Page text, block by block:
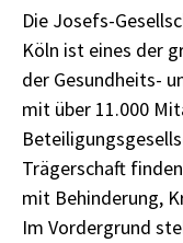
Die Josefs-
Köln ist eines der
der Gesundheits-
mit über 11.000
Trägerschaft
mit Behinderung,
Im Vordergrund